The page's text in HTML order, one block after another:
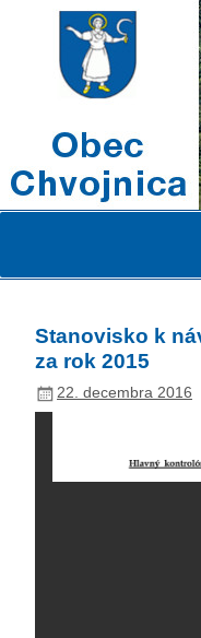
Stanovisko k
za rok 2015
22. decembra 2016